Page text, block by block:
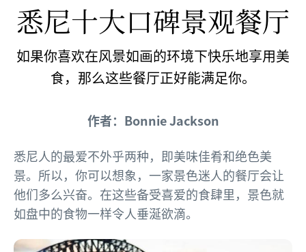
悉尼十大口碑景观餐厅
如果你喜欢在风景如画的环境下快乐地享用美
食，那么这些餐厅正好能满足你。
作者：Bonnie Jackson
悉尼人的最爱不外乎两种，即美味佳肴和绝色美
景。所以，你可以想象，一家景色迷人的餐厅会让
他们多么兴奋。在这些备受喜爱的食肆里，景色就
如盘中的食物一样令人垂涎欲滴。